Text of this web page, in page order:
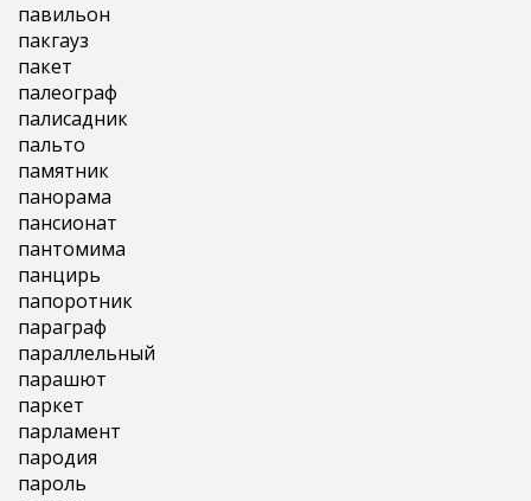
павильон
пакгауз
пакет
палеограф
палисадник
пальто
памятник
панорама
пансионат
пантомима
панцирь
папоротник
параграф
параллельный
парашют
паркет
парламент
пародия
пароль